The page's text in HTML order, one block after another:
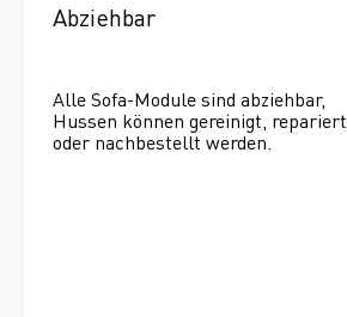
Abziehbar
Alle Sofa-Module sind abziehbar,
Hussen können gereinigt, repariert
oder nachbestellt werden.